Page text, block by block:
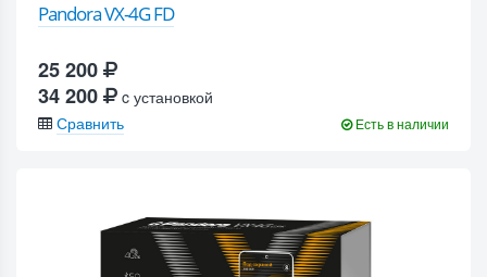
Pandora VX-4G FD
25 200
34 200
c установкой
Сравнить
Есть в наличии